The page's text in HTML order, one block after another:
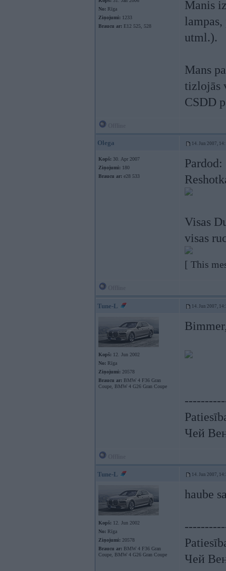
No: Rīga
Ziņojumi: 1233
Braucu ar: E12 525, 528
Manis
utml.).
Mans
tizlojās
CSDD
Olega 14. Jun 2007,
Kopš: 30. Apr 2007
Ziņojumi: 180
Braucu ar: e28 533
Pardod:
Visas
visas
[ This
Tune-L 14. Jun 2007,
Kopš: 12. Jun 2002
No: Rīga
Ziņojumi: 20578
Braucu ar: BMW 4 F36 Gran
Coupe, BMW 4 G26 Gran Coupe
Чей
Tune-L 14. Jun 2007,
Kopš: 12. Jun 2002
No: Rīga
Ziņojumi: 20578
Braucu ar: BMW 4 F36 Gran
Coupe, BMW 4 G26 Gran Coupe
haube
Чей